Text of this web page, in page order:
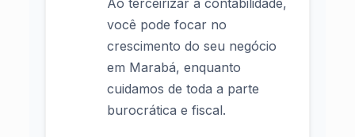
Ao terceirizar a contabilidade,
você pode focar no
crescimento do seu negócio
em Marabá, enquanto
cuidamos de toda a parte
burocrática e fiscal.